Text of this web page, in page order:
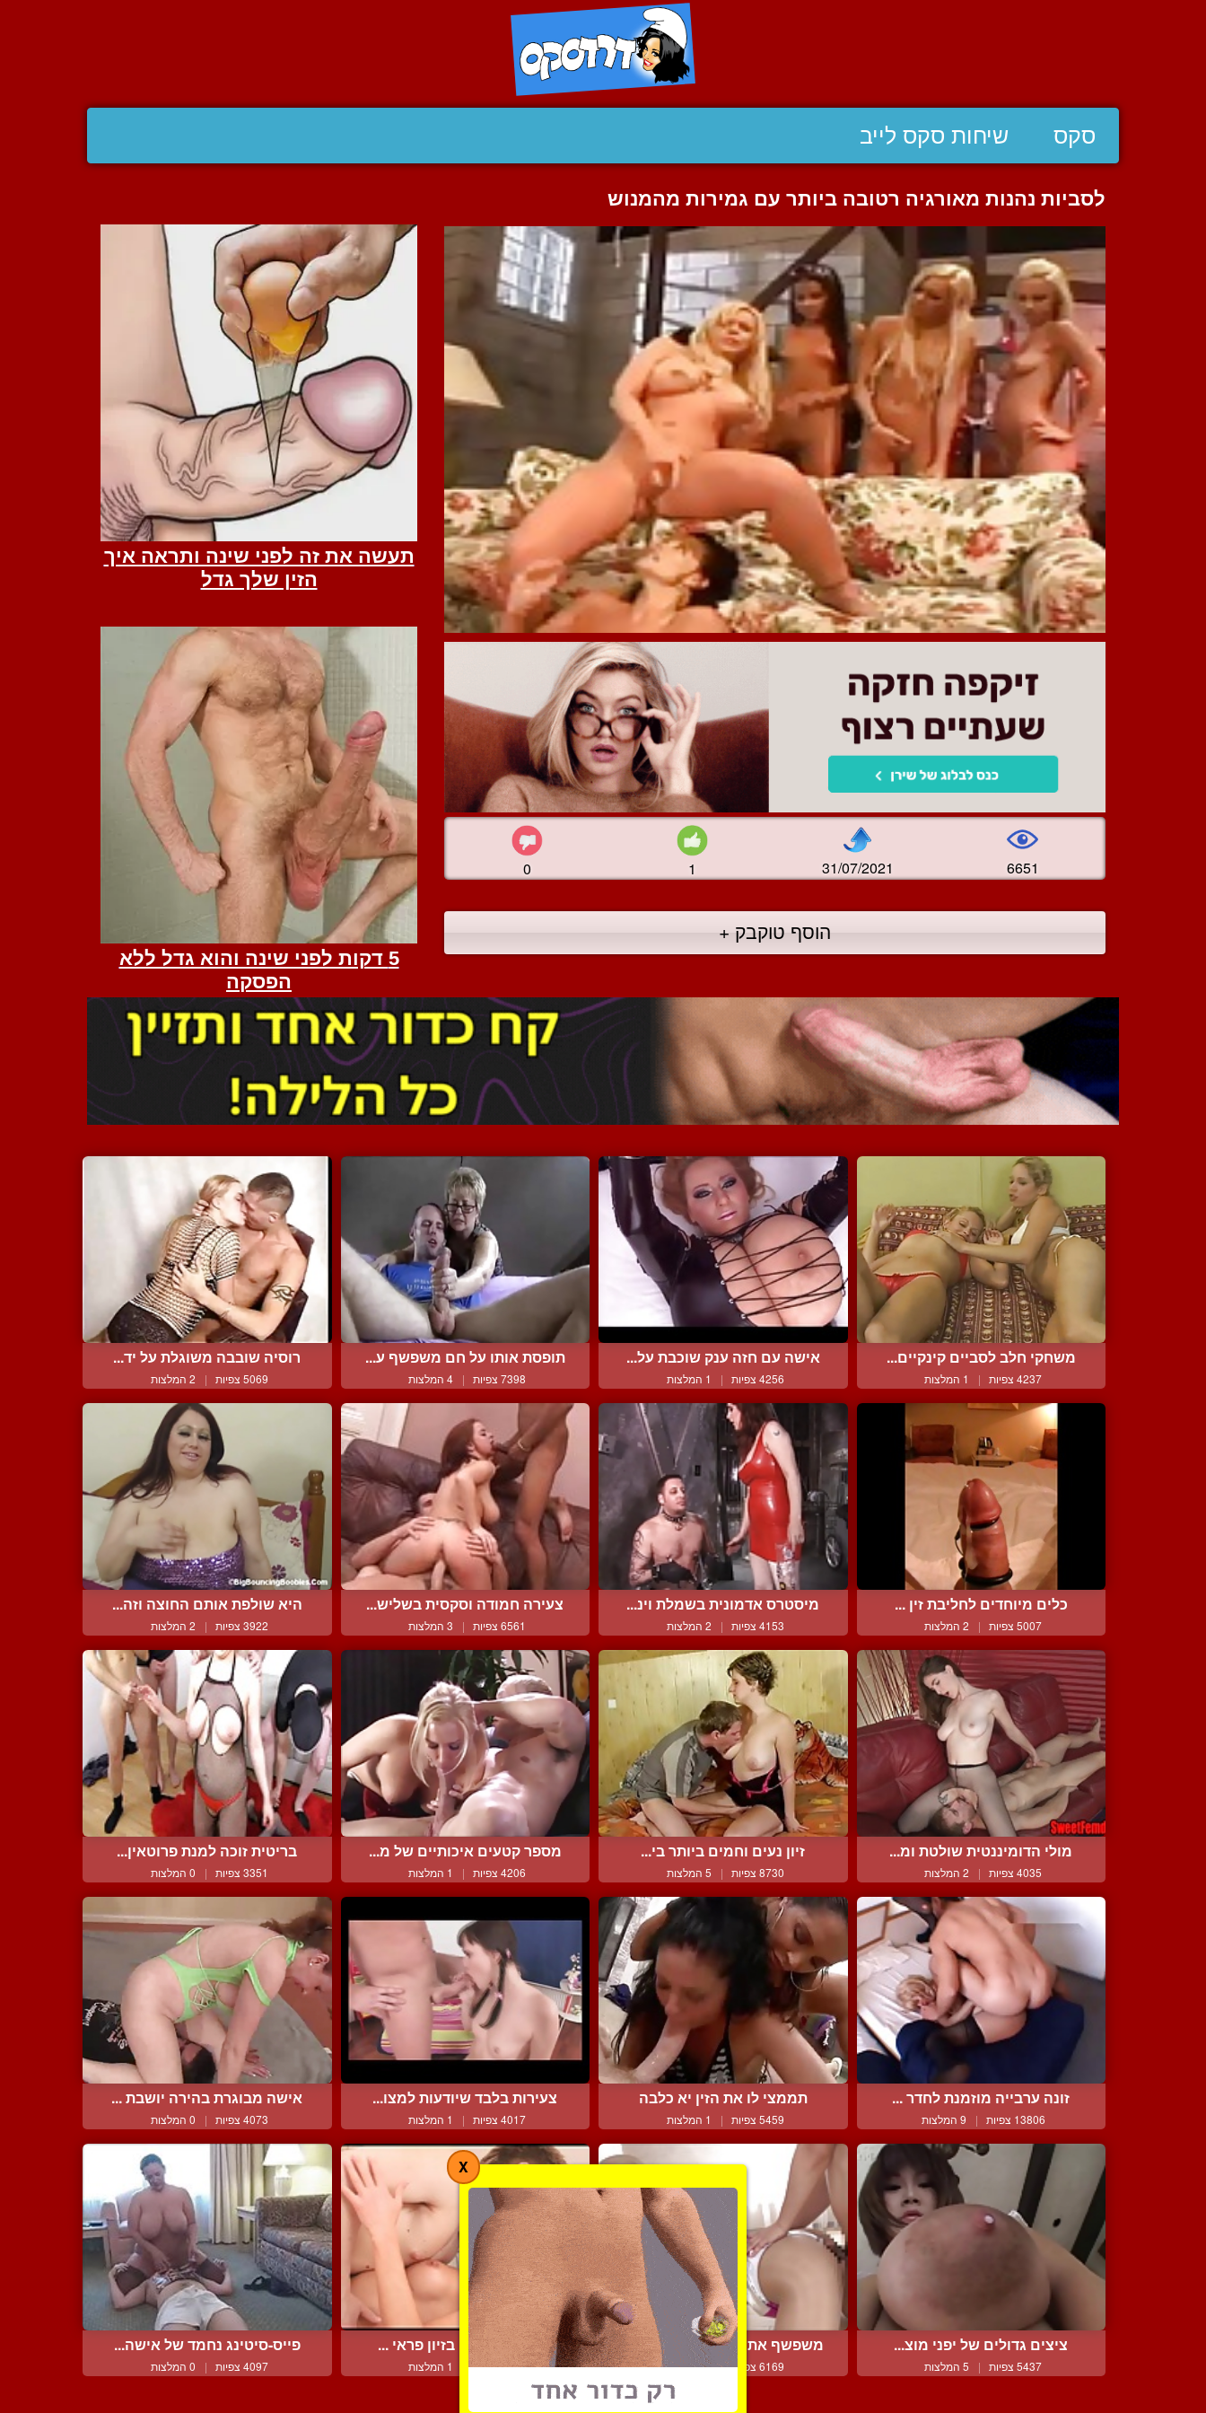
סקס שיחות סקס לייב
לסביות נהנות מאורגיה רטובה ביותר עם גמירות מהמנוש
0 1 31/07/2021 6651
הוסף טוקבק +
משחקי חלב לסביים קינקיים...
4237 צפיות | 1 המלצות
אישה עם חזה ענק שוכבת על...
4256 צפיות | 1 המלצות
תופסת אותו על חם משפשף ע...
7398 צפיות | 4 המלצות
רוסיה שובבה משוגלת על יד...
5069 צפיות | 2 המלצות
כלים מיוחדים לחליבת זין ...
5007 צפיות | 2 המלצות
מיסטרס אדמונית בשמלת וינ...
4153 צפיות | 2 המלצות
צעירה חמודה וסקסית בשליש...
6561 צפיות | 3 המלצות
היא שולפת אותם החוצה וזה...
3922 צפיות | 2 המלצות
מולי הדומיננטית שולטת ומ...
4035 צפיות | 2 המלצות
זיון נעים וחמים ביותר בי...
8730 צפיות | 5 המלצות
מספר קטעים איכותיים של מ...
4206 צפיות | 1 המלצות
בריטית זוכה למנת פרוטאין...
3351 צפיות | 0 המלצות
זונה ערבייה מוזמנת לחדר ...
13806 צפיות | 9 המלצות
תממצי לו את הזין יא כלבה
5459 צפיות | 1 המלצות
צעירות בלבד שיודעות למצו...
4017 צפיות | 1 המלצות
אישה מבוגרת בהירה יושבת ...
4073 צפיות | 0 המלצות
ציצים גדולים של יפני מוצ...
5437 צפיות | 5 המלצות
משפשף את הזין על התחת של...
6169 צפיות | 1 המלצות
דיאנה הרטובה בזיון פראי ...
4929 צפיות | 1 המלצות
פייס-סיטינג נחמד של אישה...
4097 צפיות | 0 המלצות
צור קשר
X